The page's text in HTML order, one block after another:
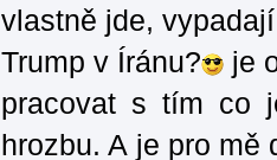
vlastně jde,
Trump v Íránu?
je
pracovat s tím co
hrozbu. A je pro